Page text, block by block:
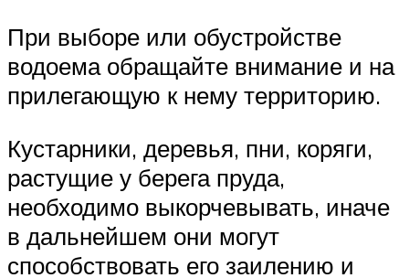
При выборе или обустройстве
водоема обращайте внимание и на
прилегающую к нему территорию.
Кустарники, деревья, пни, коряги,
растущие у берега пруда,
необходимо выкорчевывать, иначе
в дальнейшем они могут
способствовать его заилению и